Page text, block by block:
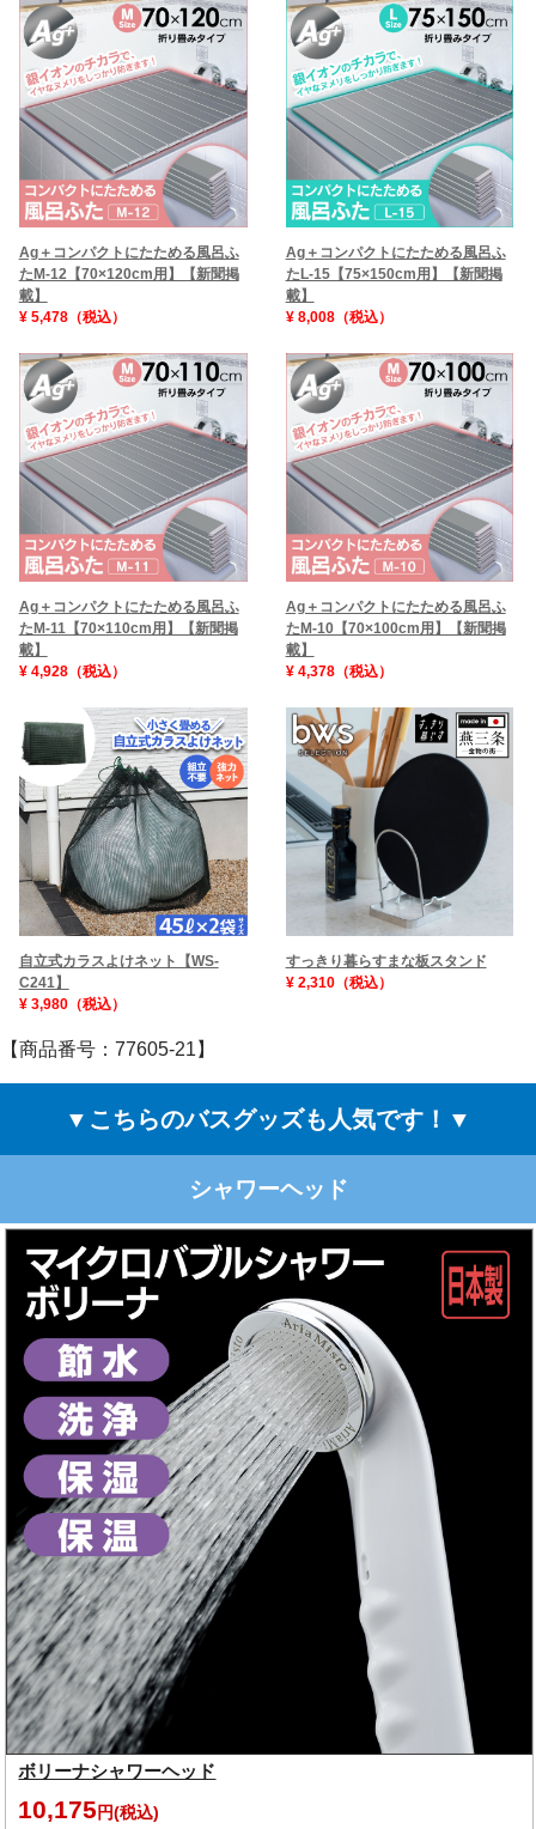
Ag＋コンパクトにたためる風呂ふ
たM-12【70×120cm用】【新聞掲
載】
¥ 5,478（税込）
Ag＋コンパクトにたためる風呂ふ
たL-15【75×150cm用】【新聞掲
載】
¥ 8,008（税込）
Ag＋コンパクトにたためる風呂ふ
たM-11【70×110cm用】【新聞掲
載】
¥ 4,928（税込）
Ag＋コンパクトにたためる風呂ふ
たM-10【70×100cm用】【新聞掲
載】
¥ 4,378（税込）
自立式カラスよけネット【WS-
C241】
¥ 3,980（税込）
すっきり暮らすまな板スタンド
¥ 2,310（税込）
【商品番号：77605-21】
▼こちらのバスグッズも人気です！▼
シャワーヘッド
ボリーナシャワーヘッド
10,175 円(税込)